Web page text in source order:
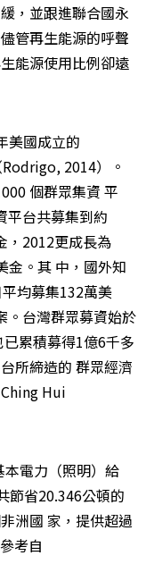
，並跟進聯合國永
管再生能源的呼聲
能源使用比例卻遠
美國成立的
2014）。
個群眾集資 平
平台共募集到約
，2012更成長為
金。其 中，國外知
均募集132萬美
。台灣群眾募資始於
累積募得1億6千多
所締造的 群眾經濟
Hui
電力（照明）給
節省20.346公頓的
洲國 家，提供超過
考自